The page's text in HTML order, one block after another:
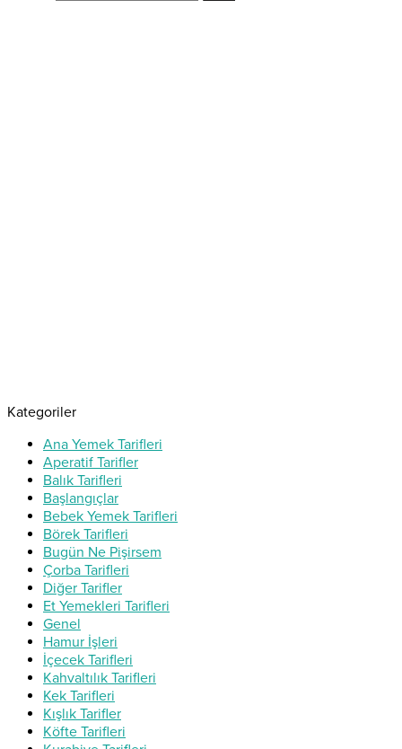
Kategoriler
Ana Yemek Tarifleri
Aperatif Tarifler
Balık Tarifleri
Başlangıçlar
Bebek Yemek Tarifleri
Börek Tarifleri
Bugün Ne Pişirsem
Çorba Tarifleri
Diğer Tarifler
Et Yemekleri Tarifleri
Genel
Hamur İşleri
İçecek Tarifleri
Kahvaltılık Tarifleri
Kek Tarifleri
Kışlık Tarifler
Köfte Tarifleri